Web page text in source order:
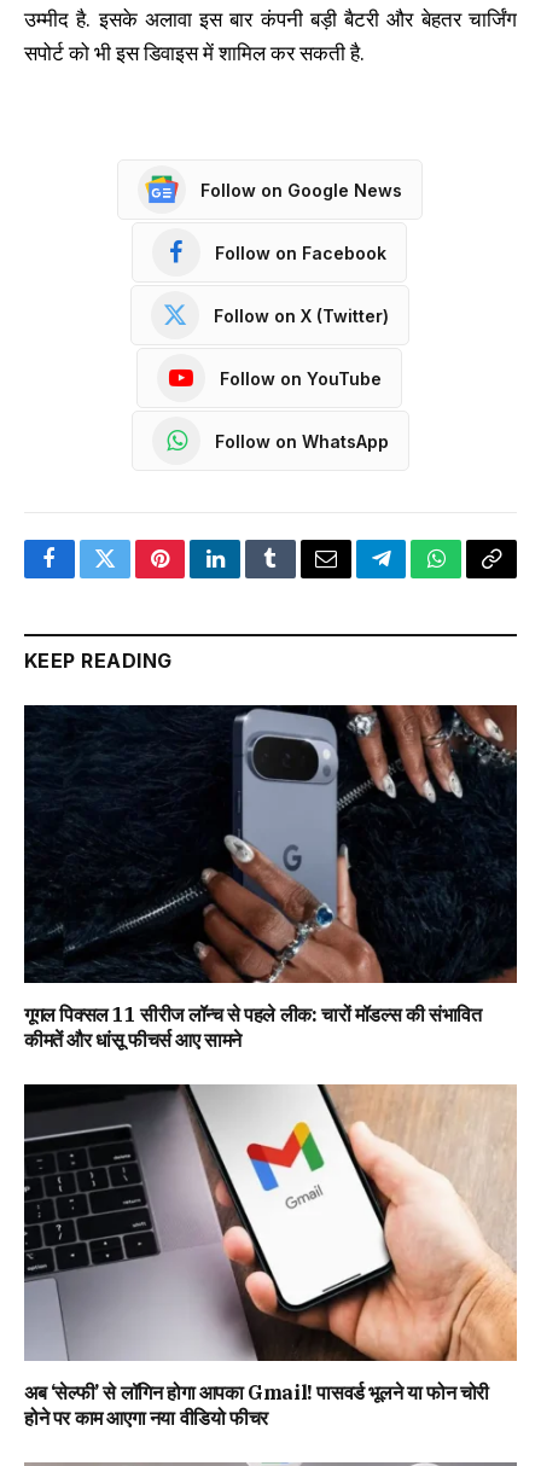
उम्मीद है. इसके अलावा इस बार कंपनी बड़ी बैटरी और बेहतर चार्जिंग
सपोर्ट को भी इस डिवाइस में शामिल कर सकती है.
Follow on Google News
Follow on Facebook
Follow on X (Twitter)
Follow on YouTube
Follow on WhatsApp
FacebookTwitterPinterestLinkedInTumblrEmailTelegramWhatsApp
Copy
KEEP READING
गूगल पिक्सल 11 सीरीज लॉन्च से पहले लीक: चारों मॉडल्स की संभावित
कीमतें और धांसू फीचर्स आए सामने
अब ‘सेल्फी’ से लॉगिन होगा आपका Gmail! पासवर्ड भूलने या फोन चोरी
होने पर काम आएगा नया वीडियो फीचर